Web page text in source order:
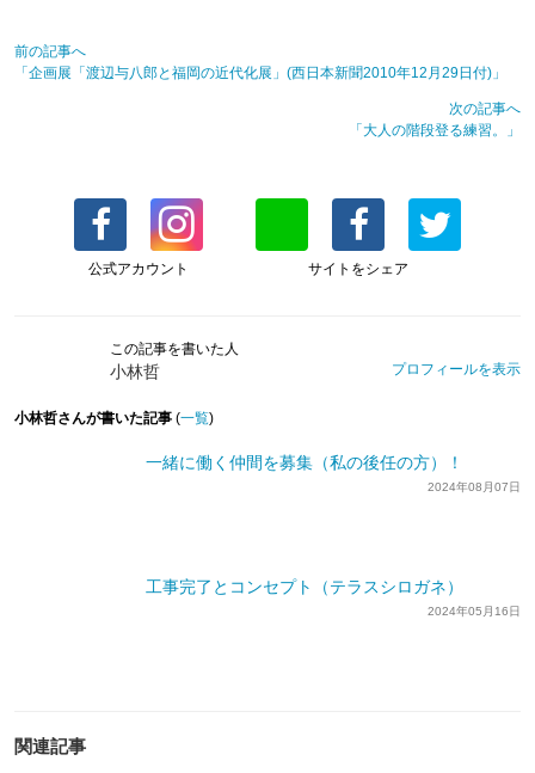
前の記事へ
「企画展「渡辺与八郎と福岡の近代化展」(西日本新聞2010年12月29日付)」
次の記事へ
「大人の階段登る練習。」
公式アカウント サイトをシェア
この記事を書いた人
小林哲 プロフィールを表示
小林哲さんが書いた記事 (一覧)
一緒に働く仲間を募集（私の後任の方）！
2024年08月07日
工事完了とコンセプト（テラスシロガネ）
2024年05月16日
関連記事